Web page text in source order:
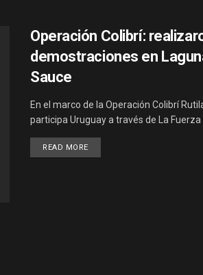
Operación Colibrí:
demostraciones en
Sauce
En el marco de la Operación Colibrí
participa Uruguay a través de La Fuerza
READ MOREDETAILS